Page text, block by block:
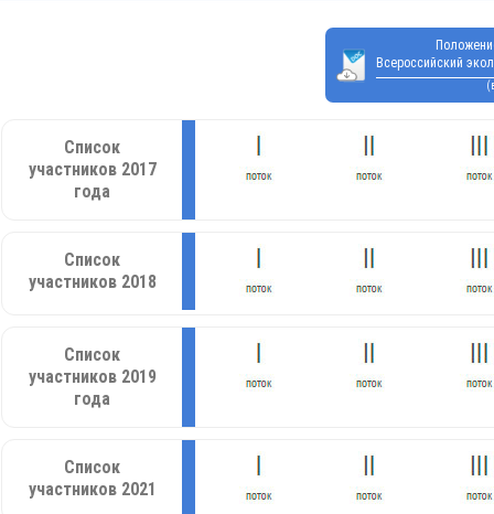
Всероссийский
Список
участников 2017
года
Список
участников 2018
Список
участников 2019
года
Список
участников 2021